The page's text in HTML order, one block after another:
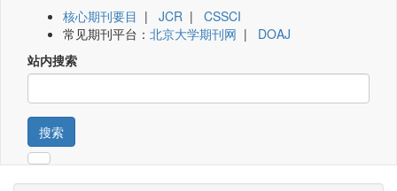
核心期刊要目 | JCR | CSSCI
常见期刊平台： 北京大学期刊网 | DOAJ
站内搜索
搜索